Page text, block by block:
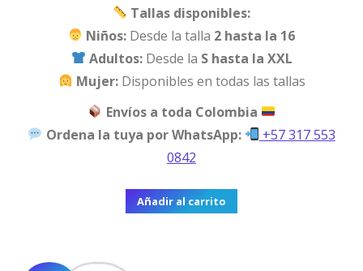
Tallas disponibles:
Niños: Desde la talla 2 hasta la 16
Adultos:Desde la S hasta la XXL
Mujer:Disponibles en todas las tallas
Envíos a toda Colombia
Ordena la tuya por WhatsApp:
+57 317 553
0842
Añadir al carrito